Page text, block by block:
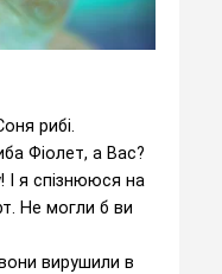
рибі.
Фіолет, а Вас?
І я спізнююся на
Не могли б ви
вирушили в